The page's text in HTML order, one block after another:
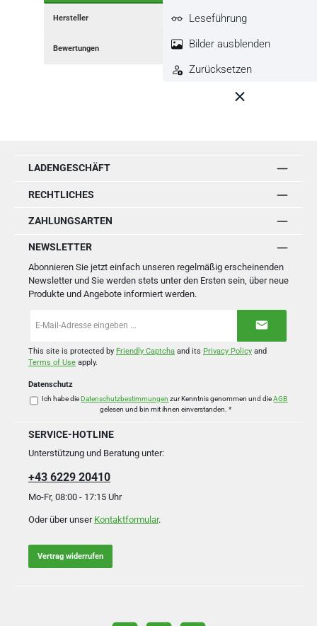
Hersteller
Bewertungen
LADENGESCHÄFT
RECHTLICHES
ZAHLUNGSARTEN
NEWSLETTER
Abonnieren Sie jetzt einfach unseren regelmäßig erscheinenden
Newsletter und Sie werden stets unter den Ersten sein, über neue
Produkte und Angebote informiert werden.
Mail-
*
This site is protected by Friendly Captcha and its Privacy Policy and
Terms of Use apply.
Datenschutz
Ich habe dieDatenschutzbestimmungen zur Kenntnis genommen und dieAGB
gelesen und bin mit ihnen einverstanden. *
SERVICE-HOTLINE
Unterstützung und Beratung unter:
+43 6229 20410
Mo-Fr, 08:00 - 17:15 Uhr
Oder über unser Kontaktformular.
Vertrag widerrufen
Leseführung
Bilder ausblenden
Zurücksetzen